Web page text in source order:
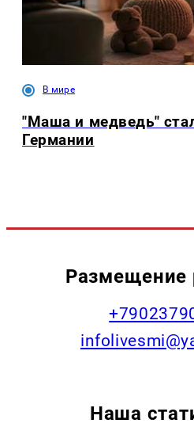
В мире
"Маша и медведь"
Германии
Размещение
Наша